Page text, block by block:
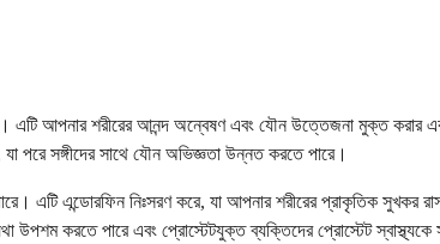
হয়। এটি আপনার শরীরের আনন্দ অন্বেষণ এবং যৌন উত্তেজনা মুক্ত
পরে সঙ্গীদের সাথে যৌন অভিজ্ঞতা উন্নত করতে পারে।
এটি এন্ডোরফিন নিঃসরণ করে, যা আপনার শরীরের প্রাকৃতিক
উপশম করতে পারে এবং প্রোস্টেটযুক্ত ব্যক্তিদের প্রোস্টেট স্বাস্থ্যকে